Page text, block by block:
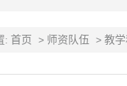
: 首页 > 师资队伍 > 教